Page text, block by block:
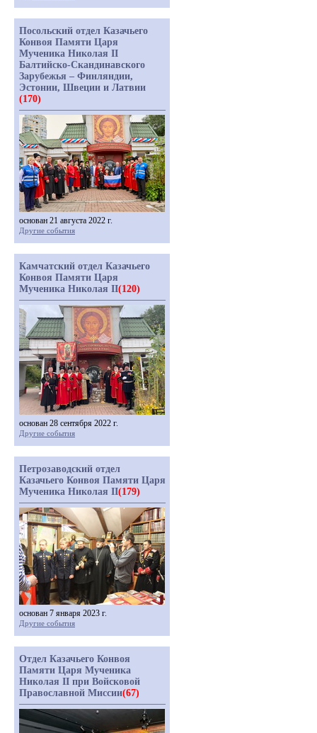
Посольский отдел Казачьего
Конвоя Памяти Царя
Мученика Николая II
Балтийско-Скандинавского
Зарубежья – Финляндии,
Эстонии, Швеции и Латвии
(170)
основан 21 августа 2022 г.
Другие события
Камчатский отдел Казачьего
Конвоя Памяти Царя
Мученика Николая II(120)
основан 28 сентября 2022 г.
Другие события
Петрозаводский отдел
Казачьего Конвоя Памяти Царя
Мученика Николая II(179)
основан 7 января 2023 г.
Другие события
Отдел Казачьего Конвоя
Памяти Царя Мученика
Николая II при Войсковой
Православной Миссии(67)